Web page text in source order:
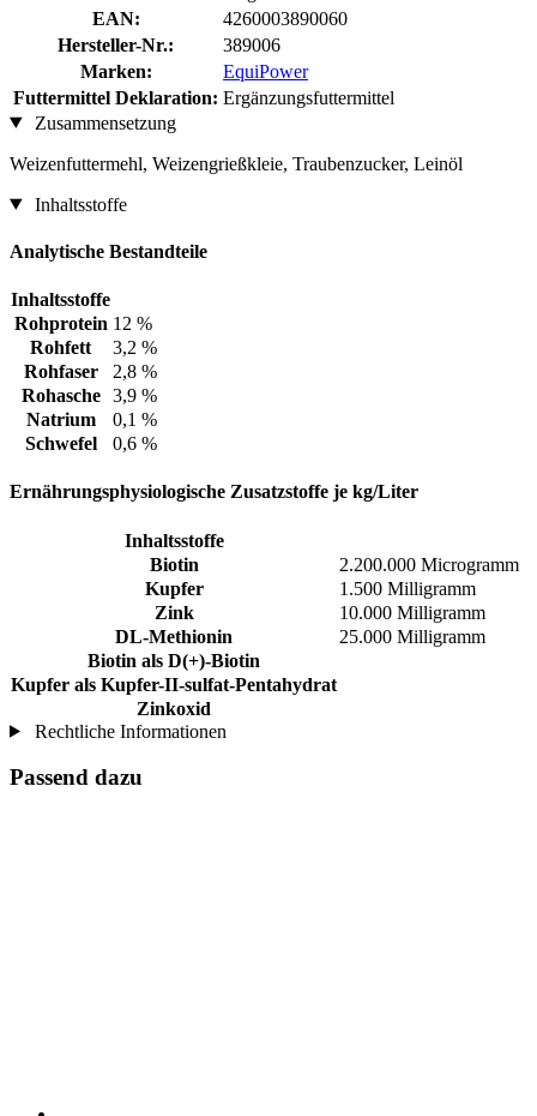
EAN:
4260003890060
Hersteller-Nr.:
389006
Marken:
EquiPower
Futtermittel Deklaration: Ergänzungsfuttermittel
Zusammensetzung
Weizenfuttermehl, Weizengrießkleie, Traubenzucker, Leinöl
Inhaltsstoffe
Analytische Bestandteile
Inhaltsstoffe
Rohprotein 12 %
Rohfett
3,2 %
Rohfaser
2,8 %
Rohasche
3,9 %
Natrium
0,1 %
Schwefel
0,6 %
Ernährungsphysiologische Zusatzstoffe je kg/Liter
Inhaltsstoffe
Biotin
2.200.000 Microgramm
Kupfer
1.500 Milligramm
Zink
10.000 Milligramm
DL-Methionin
25.000 Milligramm
Biotin als D(+)-Biotin
Kupfer als Kupfer-II-sulfat-Pentahydrat
Zinkoxid
Rechtliche Informationen
Passend dazu